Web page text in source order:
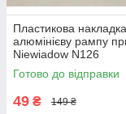
Пластикова
алюмінієву рампу
Niewiadow N126
Готово до відправки
49 ₴ 149 ₴